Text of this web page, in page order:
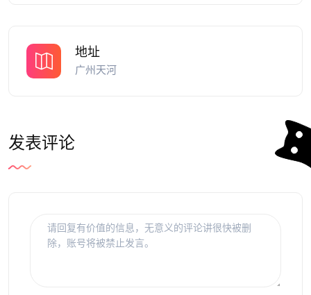
地址
广州天河
发表评论